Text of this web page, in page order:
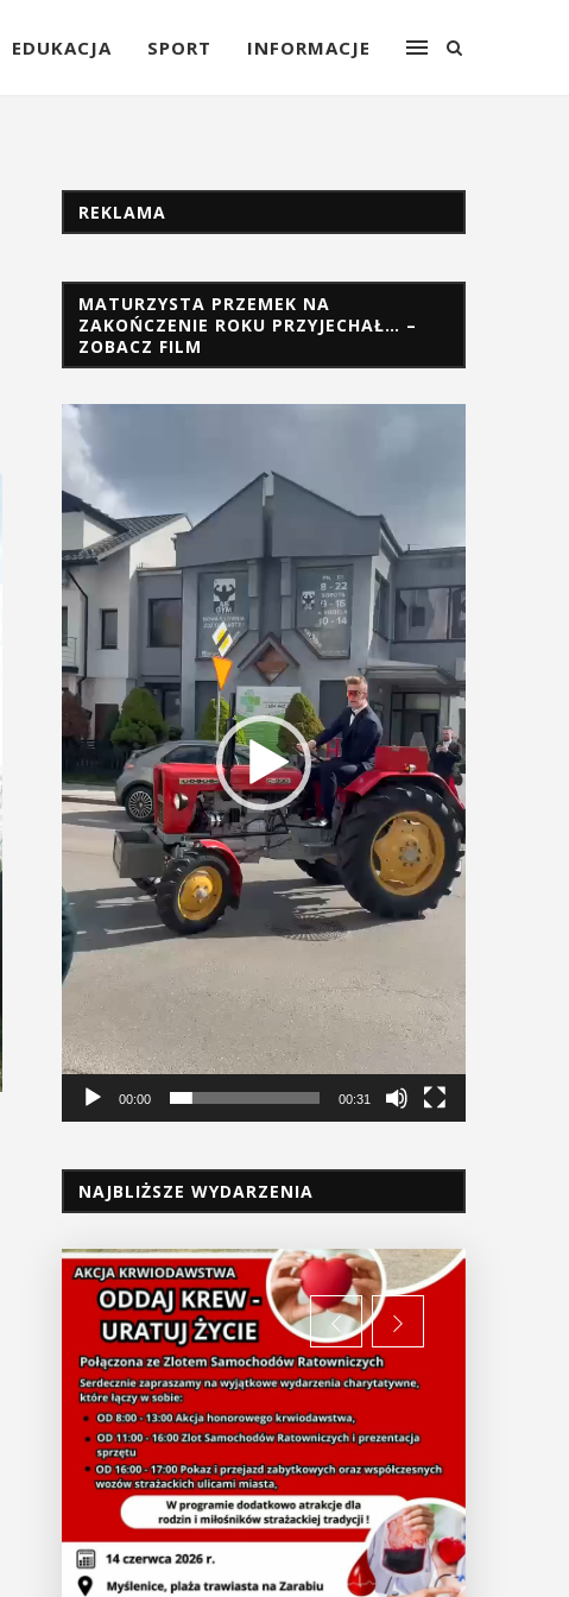
EDUKACJA SPORT INFORMACJE
REKLAMA
MATURZYSTA PRZEMEK NA
ZAKOŃCZENIE ROKU PRZYJECHAŁ… –
ZOBACZ FILM
Odtwarzacz
video
00:00 00:31
NAJBLIŻSZE WYDARZENIA